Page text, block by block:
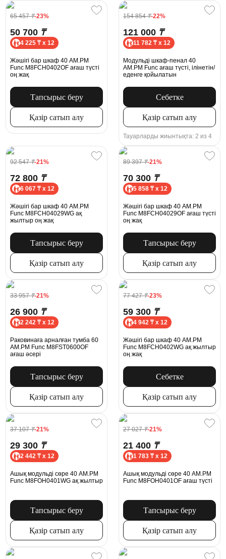
65 457₸-23%
50 700 ₸
4 225 ₸ x 12
Жәшігі бар шкаф 40 AM.PM
Func M8FCH0402OF ағаш түсті
оң жақ
Тапсырыс беру
Қазір сатып алу
154 854₸-22%
121 000 ₸
11 782 ₸ x 12
Модульді шкаф-пенал 40
AM.PM Func ағаш түсті, ілінетін/
еденге қойылатын
Себетке
Қазір сатып алу
Тауарларды жиынтықта: 2 из 4
92 547₸-21%
72 800 ₸
6 067 ₸ x 12
Жәшігі бар шкаф 40 AM.PM
Func M8FCH04029WG ақ
жылтыр оң жақ
Тапсырыс беру
Қазір сатып алу
89 397₸-21%
70 300 ₸
5 858 ₸ x 12
Жәшігі бар шкаф 40 AM.PM
Func M8FCH04029OF ағаш түсті
оң жақ
Тапсырыс беру
Қазір сатып алу
33 957₸-21%
26 900 ₸
2 242 ₸ x 12
Раковинаға арналған тумба 60
AM.PM Func M8FST0600OF
ағаш әсері
Тапсырыс беру
Қазір сатып алу
77 427₸-23%
59 300 ₸
4 942 ₸ x 12
Жәшігі бар шкаф 40 AM.PM
Func M8FCH0402WG ақ жылтыр
оң жақ
Себетке
Қазір сатып алу
37 107₸-21%
29 300 ₸
2 442 ₸ x 12
Ашық модульді сөре 40 AM.PM
Func M8FOH0401WG ақ жылтыр
Тапсырыс беру
Қазір сатып алу
27 027₸-21%
21 400 ₸
1 783 ₸ x 12
Ашық модульді сөре 40 AM.PM
Func M8FOH0401OF ағаш түсті
Тапсырыс беру
Қазір сатып алу